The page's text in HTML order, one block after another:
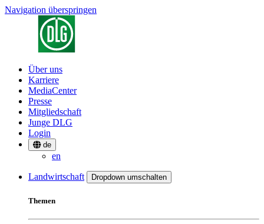
Navigation überspringen
Über uns
Karriere
MediaCenter
Presse
Mitgliedschaft
Junge DLG
Login
de
en
Landwirtschaft Dropdown umschalten
Themen